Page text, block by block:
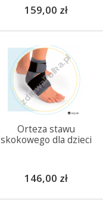
159,00 zł
Orteza stawu
skokowego dla dzieci
146,00 zł